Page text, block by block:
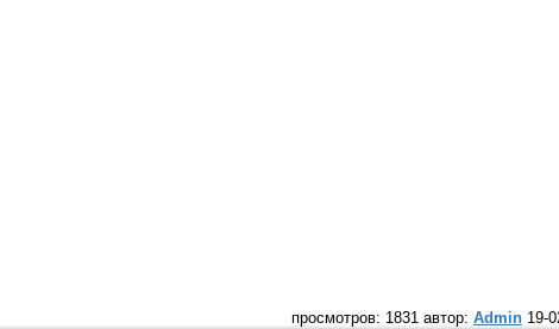
просмотров: 1831 автор: Admin19-